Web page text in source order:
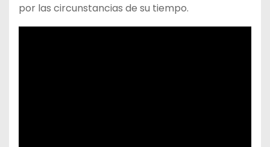
por las circunstancias de su tiempo.